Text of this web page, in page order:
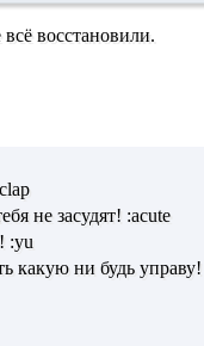
восстановили.
не засудят! :acute
:yu
какую ни будь управу!